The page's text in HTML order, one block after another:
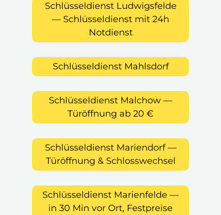
Schlüsseldienst Ludwigsfelde
— Schlüsseldienst mit 24h
Notdienst
Schlüsseldienst Mahlsdorf
Schlüsseldienst Malchow —
Türöffnung ab 20 €
Schlüsseldienst Mariendorf —
Türöffnung & Schlosswechsel
Schlüsseldienst Marienfelde —
in 30 Min vor Ort, Festpreise